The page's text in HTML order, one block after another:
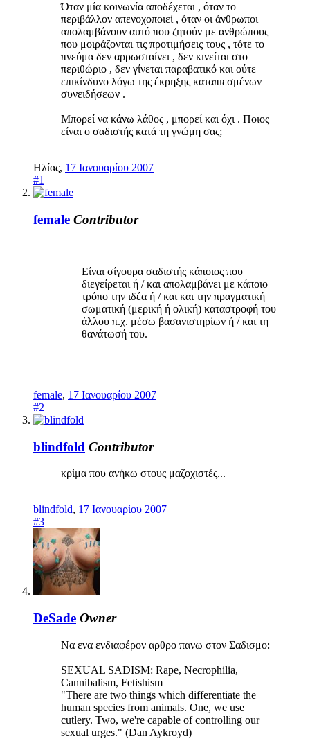
Όταν μία κοινωνία αποδέχεται , όταν το
περιβάλλον απενοχοποιεί , όταν οι άνθρωποι
απολαμβάνουν αυτό που ζητούν με ανθρώπους
που μοιράζονται τις προτιμήσεις τους , τότε το
πνεύμα δεν αρρωσταίνει , δεν κινείται στο
περιθώριο , δεν γίνεται παραβατικό και ούτε
επικίνδυνο λόγω της έκρηξης καταπιεσμένων
συνειδήσεων .
Μπορεί να κάνω λάθος , μπορεί και όχι . Ποιος
είναι ο σαδιστής κατά τη γνώμη σας;
Ηλίας, 17 Ιανουαρίου 2007
#1
female Contributor
Είναι σίγουρα σαδιστής κάποιος που
διεγείρεται ή / και απολαμβάνει με κάποιο
τρόπο την ιδέα ή / και και την πραγματική
σωματική (μερική ή ολική) καταστροφή του
άλλου π.χ. μέσω βασανιστηρίων ή / και τη
θανάτωσή του.
female, 17 Ιανουαρίου 2007
#2
blindfold Contributor
κρίμα που ανήκω στους μαζοχιστές...
blindfold, 17 Ιανουαρίου 2007
#3
DeSade Owner
Να ενα ενδιαφέρον αρθρο πανω στον Σαδισμο:
SEXUAL SADISM: Rape, Necrophilia,
Cannibalism, Fetishism
"There are two things which differentiate the
human species from animals. One, we use
cutlery. Two, we're capable of controlling our
sexual urges." (Dan Aykroyd)